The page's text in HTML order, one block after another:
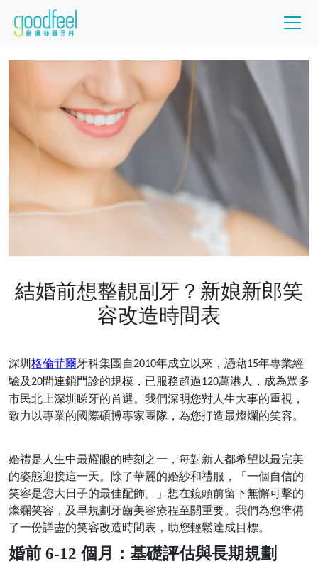
結婚前想整靚副牙？新娘新郎笑
容改造時間表
深圳 格倫菲爾牙科集團自2010年成立以來，憑藉15年專業經
驗及20間連鎖門診的規模，已服務超過120萬港人，成為眾多
市民北上深圳睇牙的首選。我們深明您對人生大事的重視，
致力以專業的國際碩博專家團隊，為您打造最燦爛的笑容。
婚禮是人生中最耀眼的時刻之一，每對新人都希望以最完美
的姿態迎接這一天。除了華麗的婚紗和禮服，「一個自信的
笑容是您大日子的最佳配飾。」想在鏡頭前留下無懈可擊的
燦爛笑容，及早規劃牙齒美容療程至關重要。我們為您準備
了一份詳盡的笑容改造時間表，助您輕鬆達成目標。
婚前 6-12 個月：基礎評估與長期規劃